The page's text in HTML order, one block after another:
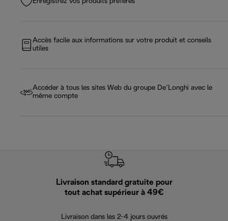
Accès facile aux informations sur votre produit et conseils
utiles
Accéder à tous les sites Web du groupe De’Longhi avec le
même compte
Livraison standard gratuite pour
tout achat supérieur à 49€
Livraison dans les 2-4 jours ouvrés